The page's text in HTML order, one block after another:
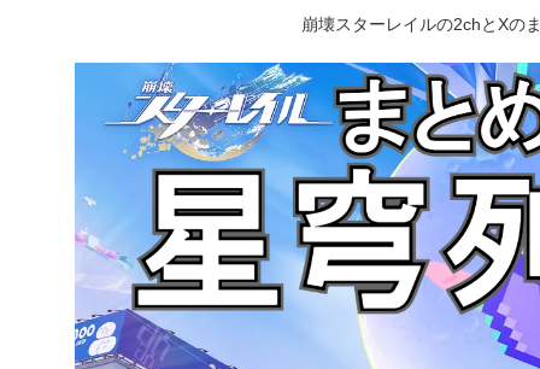
崩壊スターレイルの2chとXの